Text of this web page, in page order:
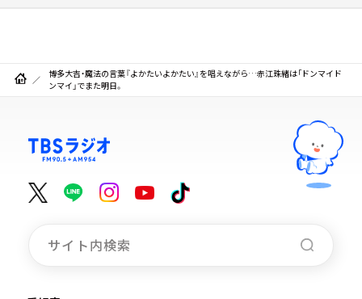
博多大吉・魔法の言葉『よかたいよかたい』を唱えながら…赤江珠緒は「ドンマイド
ンマイ」でまた明日。